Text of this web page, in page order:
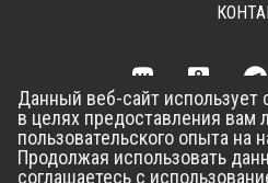
Разработка
Данный веб-сайт
в целях предоставления вам
пользовательского опыта на
Продолжая использовать
соглашаетесь с